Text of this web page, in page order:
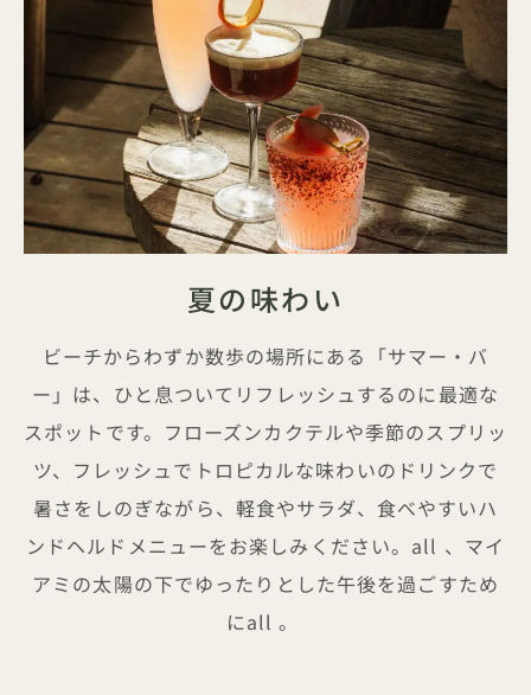
夏の味わい
ビーチからわずか数歩の場所にある「サマー・バ
ー」は、ひと息ついてリフレッシュするのに最適な
スポットです。フローズンカクテルや季節のスプリッ
ツ、フレッシュでトロピカルな味わいのドリンクで
暑さをしのぎながら、軽食やサラダ、食べやすいハ
ンドヘルドメニューをお楽しみください。all 、マイ
アミの太陽の下でゆったりとした午後を過ごすため
にall 。